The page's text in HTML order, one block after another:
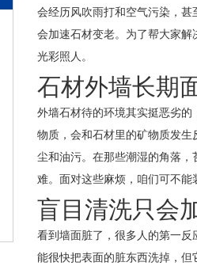
会经历风吹雨打和空气污染，
会加速石材变老。为了帮大家
光彩照人。
石材外墙长期
外墙石材待的环境其实挺恶劣
物质，会和石材里的矿物质发
尘和油污。在那些潮湿的角落
难。面对这些麻烦，咱们可不能
盲目清洗只会
看到墙面脏了，很多人的第一
能很快把表面的脏东西洗掉，